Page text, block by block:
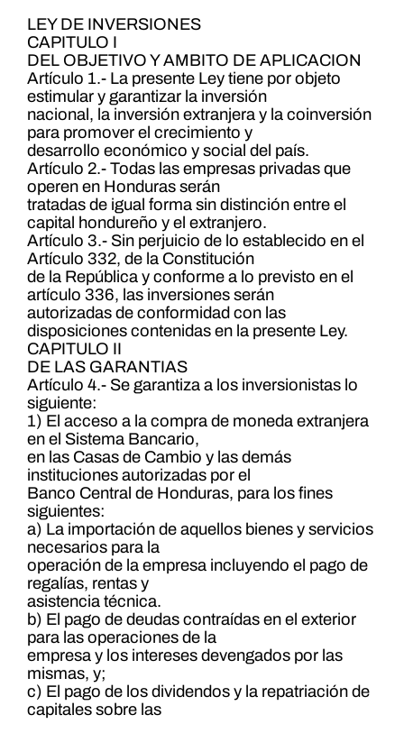
LEY DE INVERSIONES
CAPITULO I
DEL OBJETIVO Y AMBITO DE APLICACION
Artículo 1.- La presente Ley tiene por objeto
estimular y garantizar la inversión
nacional, la inversión extranjera y la coinversión
para promover el crecimiento y
desarrollo económico y social del país.
Artículo 2.- Todas las empresas privadas que
operen en Honduras serán
tratadas de igual forma sin distinción entre el
capital hondureño y el extranjero.
Artículo 3.- Sin perjuicio de lo establecido en el
Artículo 332, de la Constitución
de la República y conforme a lo previsto en el
artículo 336, las inversiones serán
autorizadas de conformidad con las
disposiciones contenidas en la presente Ley.
CAPITULO II
DE LAS GARANTIAS
Artículo 4.- Se garantiza a los inversionistas lo
siguiente:
1) El acceso a la compra de moneda extranjera
en el Sistema Bancario,
en las Casas de Cambio y las demás
instituciones autorizadas por el
Banco Central de Honduras, para los fines
siguientes:
a) La importación de aquellos bienes y servicios
necesarios para la
operación de la empresa incluyendo el pago de
regalías, rentas y
asistencia técnica.
b) El pago de deudas contraídas en el exterior
para las operaciones de la
empresa y los intereses devengados por las
mismas, y;
c) El pago de los dividendos y la repatriación de
capitales sobre las